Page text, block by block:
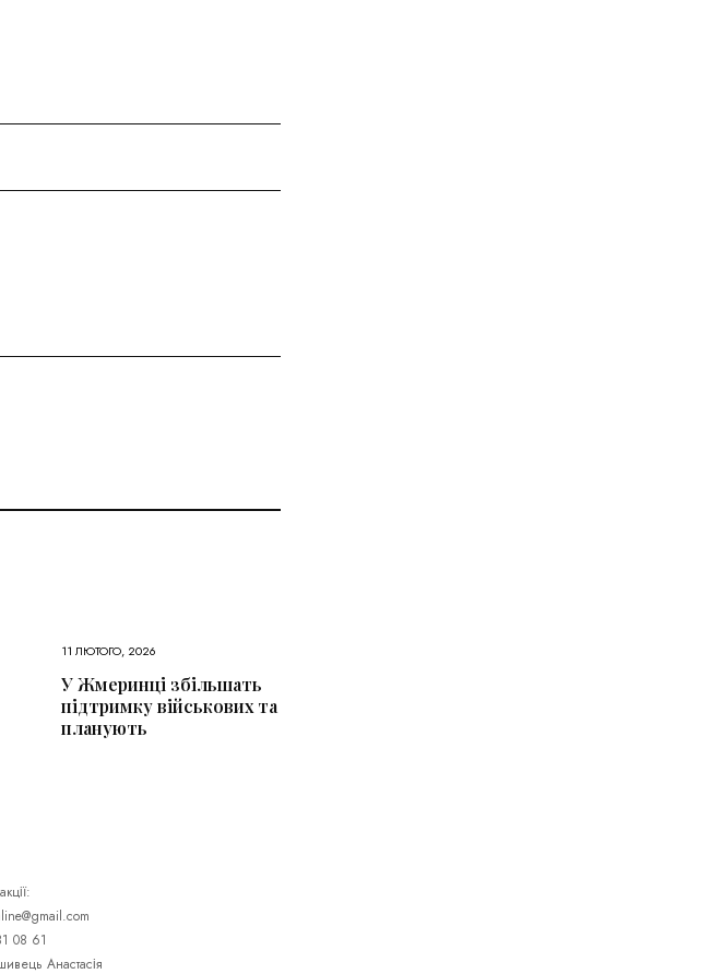
11 ЛЮТОГО, 2026
У Жмеринці збільшать
підтримку військових та
планують
08 61
Анастасія